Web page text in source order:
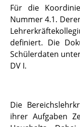
Für die
Nummer 4.1.
definiert. Die
Schülerdaten
DV I.
Die
ihrer Aufgaben